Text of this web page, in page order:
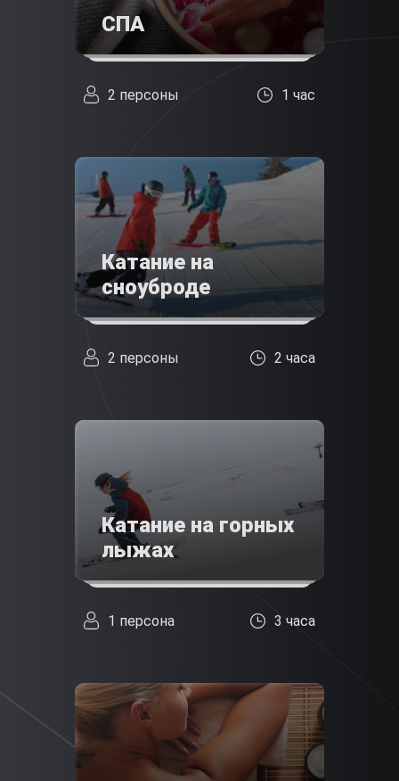
СПА
2 персоны 1 час
Катание на
сноуброде
2 персоны 2 часа
Катание на горных
лыжах
1 персона 3 часа